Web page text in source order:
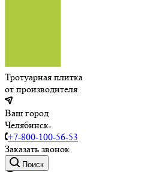
Тротуарная плитка
от производителя
Ваш город
Челябинск
+7-800-100-56-53
Заказать звонок
Поиск